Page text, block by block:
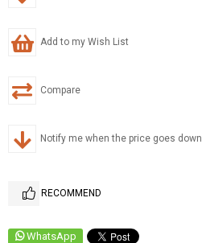
Add to my Wish List
Compare
Notify me when the price goes down
RECOMMEND
WhatsApp